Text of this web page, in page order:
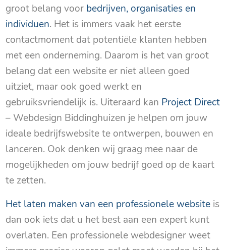
groot belang voor bedrijven, organisaties en
individuen. Het is immers vaak het eerste
contactmoment dat potentiële klanten hebben
met een onderneming. Daarom is het van groot
belang dat een website er niet alleen goed
uitziet, maar ook goed werkt en
gebruiksvriendelijk is. Uiteraard kan Project Direct
– Webdesign Biddinghuizen je helpen om jouw
ideale bedrijfswebsite te ontwerpen, bouwen en
lanceren. Ook denken wij graag mee naar de
mogelijkheden om jouw bedrijf goed op de kaart
te zetten.
Het laten maken van een professionele website is
dan ook iets dat u het best aan een expert kunt
overlaten. Een professionele webdesigner weet